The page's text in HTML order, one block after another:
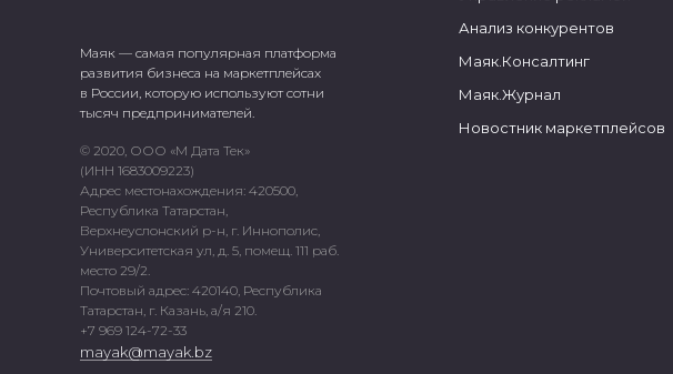
Маяк — самая популярная платформа
развития бизнеса на маркетплейсах
в России, которую используют сотни
тысяч предпринимателей.
© 2020, ООО «М Дата Тек»
(ИНН 1683009223)
Адрес местонахождения: 420500,
Республика Татарстан,
Верхнеуслонский р-н, г. Иннополис,
Университетская ул, д. 5, помещ. 111 раб.
место 29/2.
Почтовый адрес: 420140, Республика
Татарстан, г. Казань, а/я 210.
+7 969 124-72-33
mayak@mayak.bz
Анализ конкурентов
Маяк.Консалтинг
Маяк.Журнал
Новостник маркетплейсов